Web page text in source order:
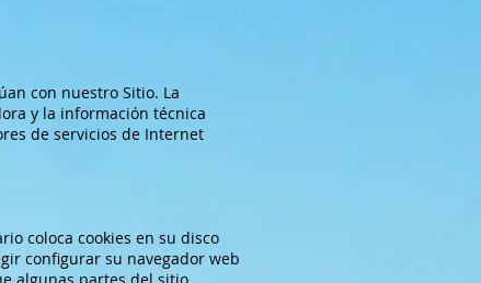
con nuestro Sitio. La
y la información técnica
de servicios de Internet
coloca cookies en su disco
configurar su navegador web